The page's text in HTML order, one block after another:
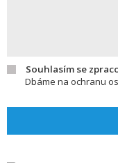
Souhlasím se
Dbáme na ochranu